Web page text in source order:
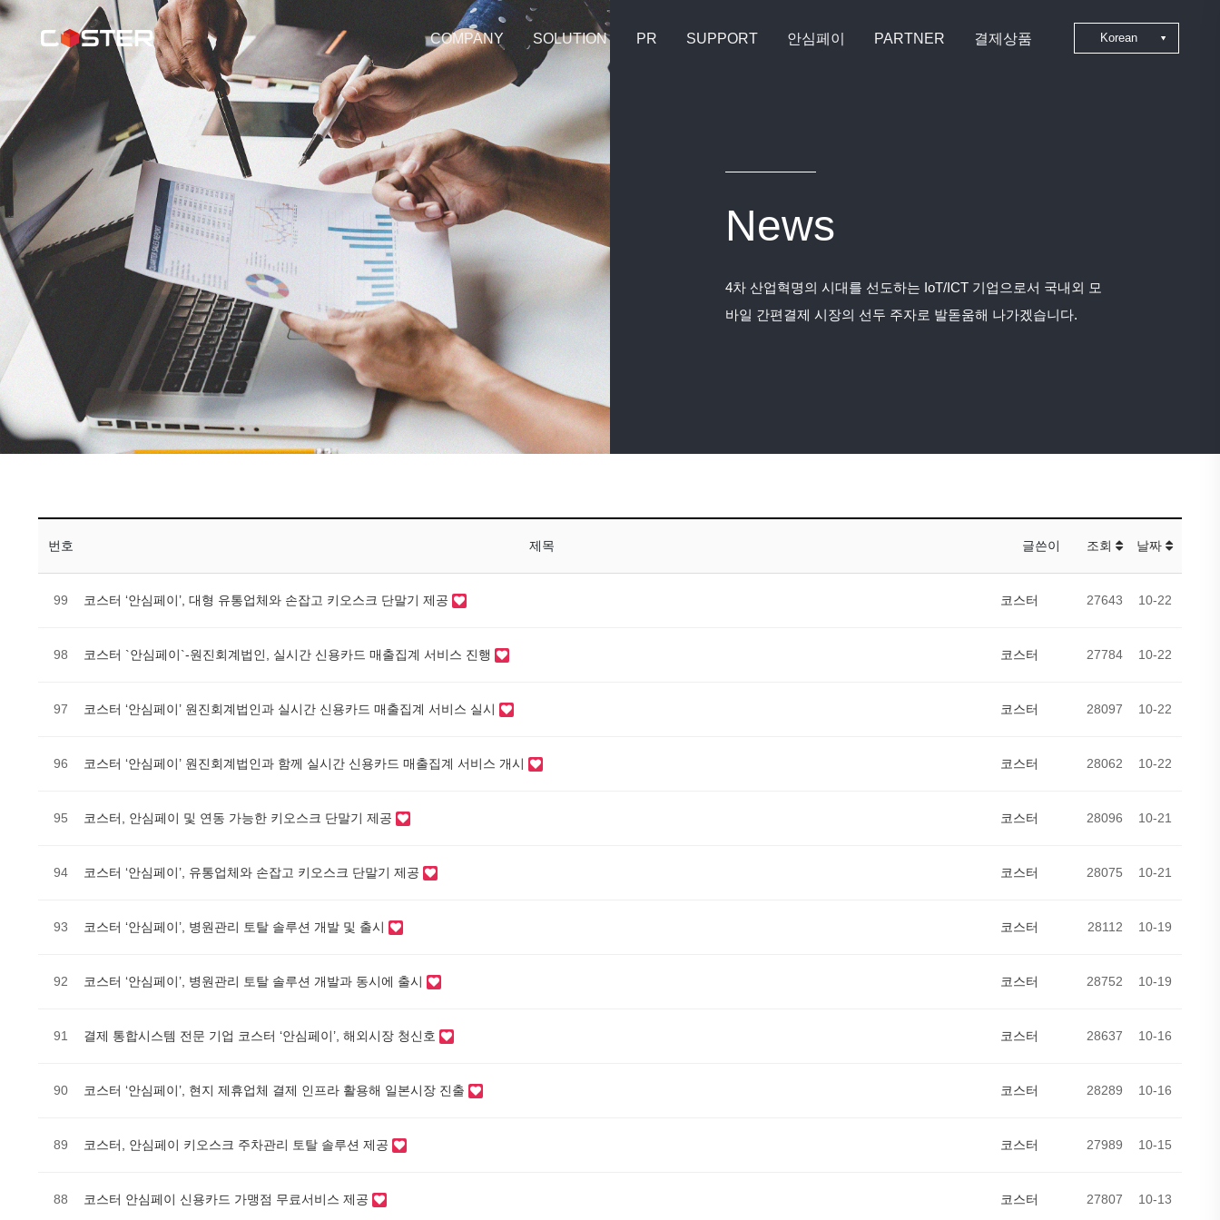
COMPANY SOLUTION PR SUPPORT 안심페이 PARTNER 결제상품 Korean
News
4차 산업혁명의 시대를 선도하는 IoT/ICT 기업으로서 국내외 모
바일 간편결제 시장의 선두 주자로 발돋움해 나가겠습니다.
번호 제목 글쓴이 조회 날짜
99 코스터 ‘안심페이’, 대형 유통업체와 손잡고 키오스크 단말기 제공 코스터 27643 10-22
98 코스터 `안심페이`-원진회계법인, 실시간 신용카드 매출집계 서비스 진행 코스터 27784 10-22
97 코스터 ‘안심페이’ 원진회계법인과 실시간 신용카드 매출집계 서비스 실시 코스터 28097 10-22
96 코스터 ‘안심페이’ 원진회계법인과 함께 실시간 신용카드 매출집계 서비스 개시 코스터 28062 10-22
95 코스터, 안심페이 및 연동 가능한 키오스크 단말기 제공 코스터 28096 10-21
94 코스터 ‘안심페이’, 유통업체와 손잡고 키오스크 단말기 제공 코스터 28075 10-21
93 코스터 ‘안심페이’, 병원관리 토탈 솔루션 개발 및 출시 코스터 28112 10-19
92 코스터 ‘안심페이’, 병원관리 토탈 솔루션 개발과 동시에 출시 코스터 28752 10-19
91 결제 통합시스템 전문 기업 코스터 ‘안심페이’, 해외시장 청신호 코스터 28637 10-16
90 코스터 ‘안심페이’, 현지 제휴업체 결제 인프라 활용해 일본시장 진출 코스터 28289 10-16
89 코스터, 안심페이 키오스크 주차관리 토탈 솔루션 제공 코스터 27989 10-15
88 코스터 안심페이 신용카드 가맹점 무료서비스 제공 코스터 27807 10-13